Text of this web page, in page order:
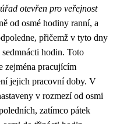
otevřen pro veřejnost
od osmé hodiny ranní, a
přičemž v tyto dny
sedmnácti hodin. Toto
zejména pracujícím
jejich pracovní doby. V
v rozmezí od osmi
zatímco pátek